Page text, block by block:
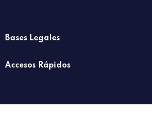
Bases Legales
Accesos Rápidos